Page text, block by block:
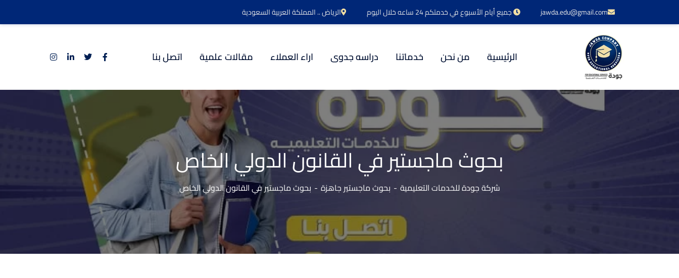
jawda.edu@gmail.com جميع أيام الأسبوع في خدمتكم 24 ساعه خلال اليوم الرياض .. المملكة العربية السعودية
الرئيسية من نحن خدماتنا دراسه جدوى اراء العملاء مقالات علمية اتصل بنا
بحوث ماجستير في القانون الدولي الخاص
شركة جودة للخدمات التعليمية بحوث ماجستير جاهزة بحوث ماجستير في القانون الدولي الخاص